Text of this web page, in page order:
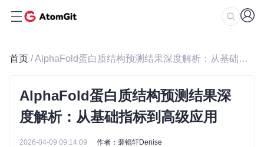
首页 / AlphaFold蛋白质结构预测结果深度解析：从基础指标到高级应用
AlphaFold蛋白质结构预测结果深
度解析：从基础指标到高级应用
2026-04-09 09:14:09 作者：裴锟轩Denise